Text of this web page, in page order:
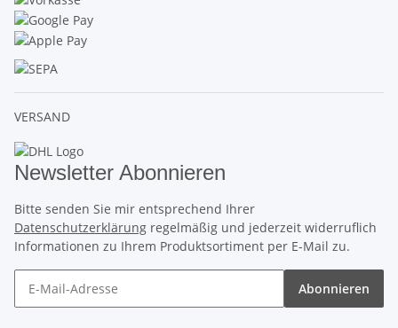
VERSAND
Newsletter Abonnieren
Bitte senden Sie mir entsprechend Ihrer
Datenschutzerklärung regelmäßig und jederzeit widerruflich
Informationen zu Ihrem Produktsortiment per E-Mail zu.
Abonnieren